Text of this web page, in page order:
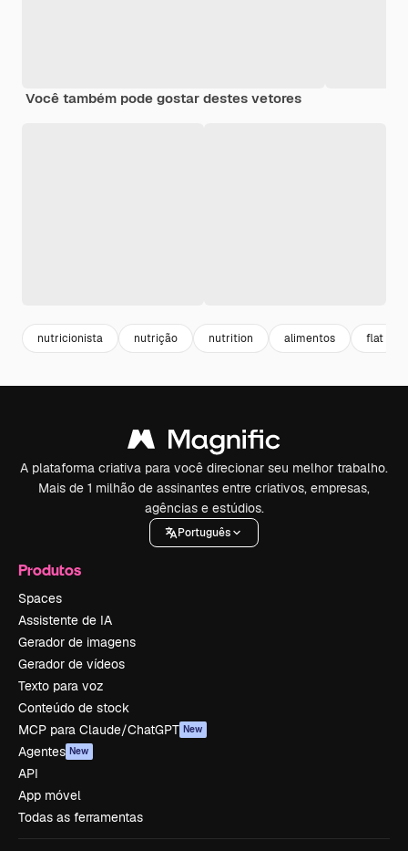
Você também pode gostar destes vetores
nutricionista nutrição nutrition alimentos flat
A plataforma criativa para você direcionar seu melhor trabalho.
Mais de 1 milhão de assinantes entre criativos, empresas,
agências e estúdios.
Português
Produtos
Spaces
Assistente de IA
Gerador de imagens
Gerador de vídeos
Texto para voz
Conteúdo de stock
MCP para Claude/ChatGPT New
Agentes New
API
App móvel
Todas as ferramentas